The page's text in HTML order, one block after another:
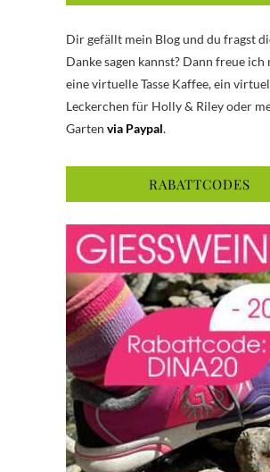
Dir gefällt mein Blog und du fragst
Danke sagen kannst? Dann freue
eine virtuelle Tasse Kaffee, ein
Leckerchen für Holly & Riley oder
Garten via Paypal.
RABATTCODES